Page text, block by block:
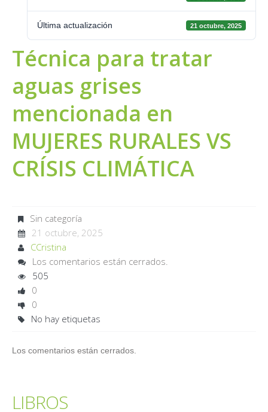
Última actualización 21 octubre, 2025
Técnica para tratar
aguas grises
mencionada en
MUJERES RURALES VS
CRÍSIS CLIMÁTICA
Sin categoría
21 octubre, 2025
CCristina
Los comentarios están cerrados.
505
0
0
No hay etiquetas
Los comentarios están cerrados.
LIBROS